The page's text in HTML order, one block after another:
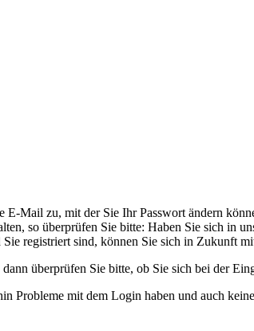
Mail zu, mit der Sie Ihr Passwort ändern
so überprüfen Sie bitte: Haben Sie sich in
registriert sind, können Sie sich in Zukunft
überprüfen Sie bitte, ob Sie sich bei der
Probleme mit dem Login haben und auch